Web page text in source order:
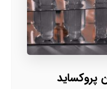
پروکساید